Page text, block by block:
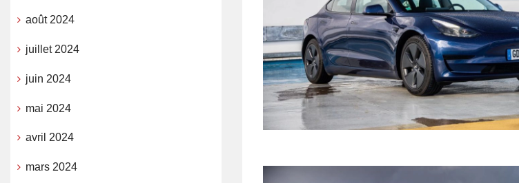
août 2024
juillet 2024
juin 2024
mai 2024
avril 2024
mars 2024